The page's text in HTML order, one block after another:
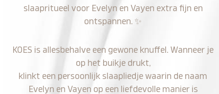
slaapritueel voor Evelyn en Vayen extra fijn en
ontspannen. ✨
KOES is allesbehalve een gewone knuffel. Wanneer je
op het buikje drukt,
klinkt een persoonlijk slaapliedje waarin de naam
Evelyn en Vayen op een liefdevolle manier is